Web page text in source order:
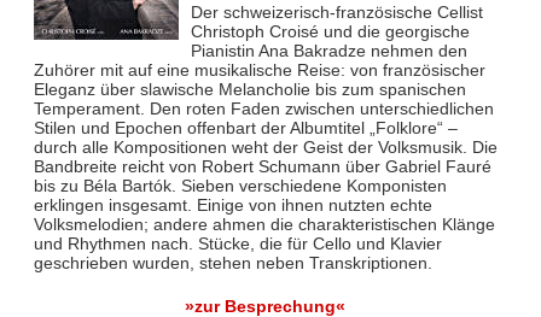
Der schweizerisch-französische Cellist
Christoph Croisé und die georgische
Pianistin Ana Bakradze nehmen den
Zuhörer mit auf eine musikalische Reise: von französischer
Eleganz über slawische Melancholie bis zum spanischen
Temperament. Den roten Faden zwischen unterschiedlichen
Stilen und Epochen offenbart der Albumtitel „Folklore“ –
durch alle Kompositionen weht der Geist der Volksmusik. Die
Bandbreite reicht von Robert Schumann über Gabriel Fauré
bis zu Béla Bartók. Sieben verschiedene Komponisten
erklingen insgesamt. Einige von ihnen nutzten echte
Volksmelodien; andere ahmen die charakteristischen Klänge
und Rhythmen nach. Stücke, die für Cello und Klavier
geschrieben wurden, stehen neben Transkriptionen.
»zur Besprechung«